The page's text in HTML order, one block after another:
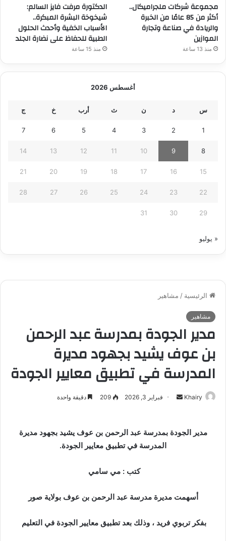
مجموعة شركات ملجراميكال..
أكثر من 85 عامًا من الخبرة
والريادة في صناعة وتجارة
الموازين
منذ 13 ساعة
الدكتورة مرفت فايز السالم:
شيخوخة البشرة المبكرة..
الأسباب الخفية وأحدث الحلول
الطبية للحفاظ على نضارة الجلد
منذ 15 ساعة
أغسطس 2026
س د ن ث أرب خ ج
1
2
3
4
5
6
7
8
9
10
11
12
13
14
15
16
17
18
19
20
21
22
23
24
25
26
27
28
29
30
31
« يوليو